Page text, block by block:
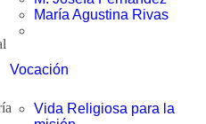
María Agustina Rivas
Vocación
Vida Religiosa para la